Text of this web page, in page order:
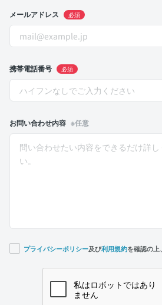
メールアドレス 必須
携帯電話番号 必須
お問い合わせ内容 ※任意
プライバシーポリシー及び利用規約を確認の上